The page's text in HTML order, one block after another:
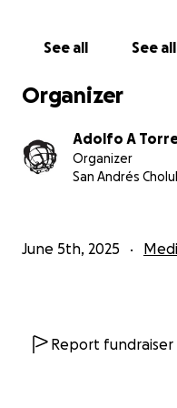
tiene como
además de la
See all See all
Organizer
Adolfo A
Organizer
San Andrés
June 5th, 2025
Report fundraiser